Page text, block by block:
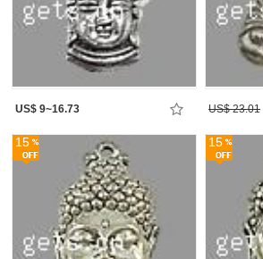
US$ 9~16.73 US$ 23.01
15 15